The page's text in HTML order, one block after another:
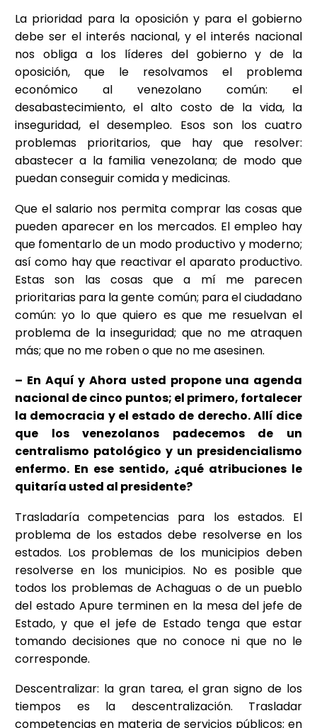
La prioridad para la oposición y para el gobierno
debe ser el interés nacional, y el interés nacional
nos obliga a los líderes del gobierno y de la
oposición, que le resolvamos el problema
económico al venezolano común: el
desabastecimiento, el alto costo de la vida, la
inseguridad, el desempleo. Esos son los cuatro
problemas prioritarios, que hay que resolver:
abastecer a la familia venezolana; de modo que
puedan conseguir comida y medicinas.
Que el salario nos permita comprar las cosas que
pueden aparecer en los mercados. El empleo hay
que fomentarlo de un modo productivo y moderno;
así como hay que reactivar el aparato productivo.
Estas son las cosas que a mí me parecen
prioritarias para la gente común; para el ciudadano
común: yo lo que quiero es que me resuelvan el
problema de la inseguridad; que no me atraquen
más; que no me roben o que no me asesinen.
– En Aquí y Ahora usted propone una agenda
nacional de cinco puntos; el primero, fortalecer
la democracia y el estado de derecho. Allí dice
que los venezolanos padecemos de un
centralismo patológico y un presidencialismo
enfermo. En ese sentido, ¿qué atribuciones le
quitaría usted al presidente?
Trasladaría competencias para los estados. El
problema de los estados debe resolverse en los
estados. Los problemas de los municipios deben
resolverse en los municipios. No es posible que
todos los problemas de Achaguas o de un pueblo
del estado Apure terminen en la mesa del jefe de
Estado, y que el jefe de Estado tenga que estar
tomando decisiones que no conoce ni que no le
corresponde.
Descentralizar: la gran tarea, el gran signo de los
tiempos es la descentralización. Trasladar
competencias en materia de servicios públicos; en